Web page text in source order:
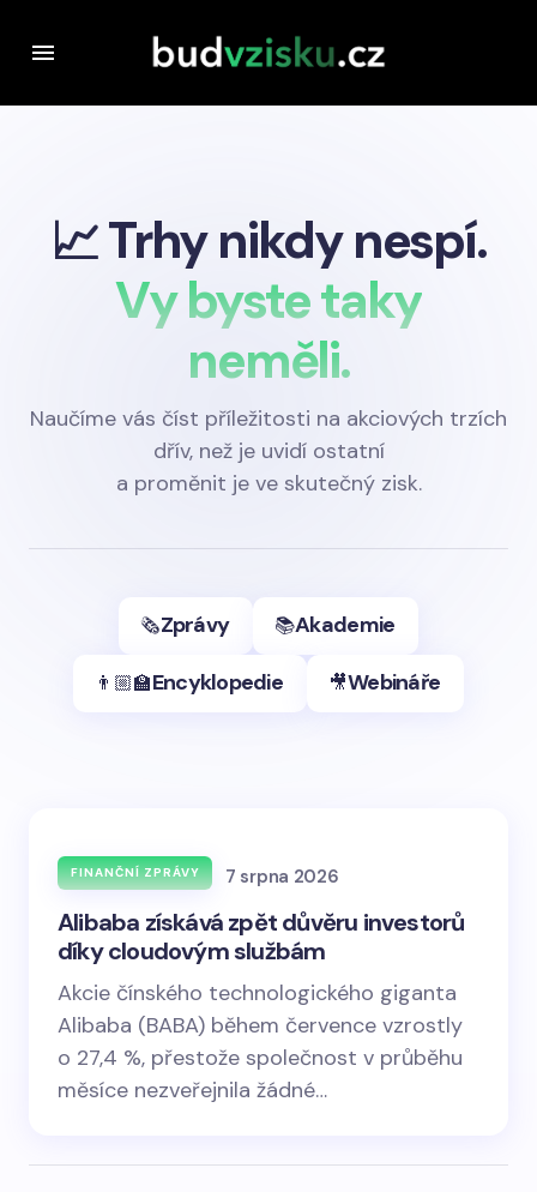
📈 Trhy nikdy nespí.
Vy byste taky
neměli.
Naučíme vás číst příležitosti na akciových trzích
dřív, než je uvidí ostatní
a proměnit je ve skutečný zisk.
🗞️Zprávy 📚Akademie
👨🏼‍🏫Encyklopedie 🎥Webináře
FINANČNÍ ZPRÁVY 7 srpna 2026
Alibaba získává zpět důvěru investorů
díky cloudovým službám
Akcie čínského technologického giganta
Alibaba (BABA) během července vzrostly
o 27,4 %, přestože společnost v průběhu
měsíce nezveřejnila žádné…